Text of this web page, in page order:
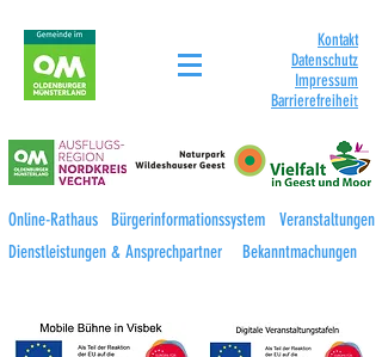
Kontakt
Datenschutz
Impressum
Barrierefreiheit
Online-Rathaus Bürgerinformationssystem
Veranstaltungen
Dienstleistungen & Ansprechpartner
Bekanntmachungen